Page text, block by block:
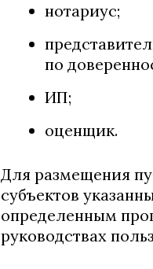
нотариус;
по
ИП;
оценщик.
Для размещения
субъектов
определенным
руководствах